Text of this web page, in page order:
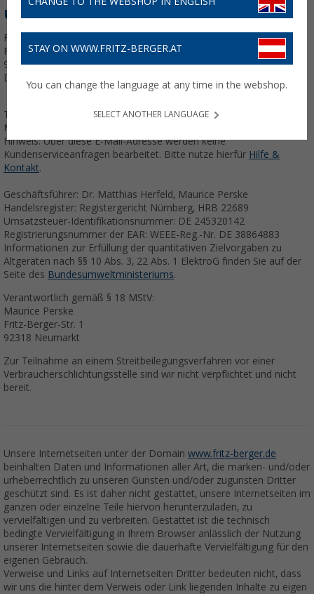
UNTERNEHMEN:
Fritz Berger GmbH
Fritz-Berger-Str. 1
92318 Neumarkt
Deutschland
Telefon: +49 9181 330 100
Mail: service@fritz-berger.de
Hinweis: Über diese E-Mail-Adresse werden keine
Kundenserviceanfragen bearbeitet. Bitte nutze hierfür Hilfe &
Kontakt.
Geschäftsführer: Dr. Matthias Herfeld, Maurice Perske
Handelsregister: Registergericht Nürnberg, HRB 22689
Umsatzsteuer-Identifikationsnummer: DE 245320142
Registrierungsnummer der EAR: WEEE-Reg.-Nr. DE 38864883
Informationen zur Erfüllung der quantitativen Zielvorgaben zu
Altgeräten nach §§ 10 Abs. 3, 22 Abs. 1 ElektroG finden Sie auf der
Seite des Bundesumweltministeriums.
Verantwortlich gemäß § 18 MStV:
Maurice Perske
Fritz-Berger-Str. 1
92318 Neumarkt
Zur Teilnahme an einem Streitbeilegungsverfahren vor einer
Verbraucherschlichtungsstelle sind wir nicht verpflichtet und nicht
bereit.
Unsere Internetseiten unter der Domain www.fritz-berger.de
beinhalten Daten und Informationen aller Art, die marken- und/oder
urheberrechtlich zu unseren Gunsten und/oder zugunsten Dritter
geschützt sind. Es ist daher nicht gestattet, unsere Internetseiten im
ganzen oder einzelne Teile hiervon herunterzuladen, zu
vervielfältigen und zu verbreiten. Gestattet ist die technisch
bedingte Vervielfältigung in Ihrem Browser anlässlich der Nutzung
unserer Internetseiten sowie die dauerhafte Vervielfältigung für den
eigenen Gebrauch.
Verweise und Links auf Internetseiten Dritter bedeuten nicht, dass
wir uns die hinter dem Verweis oder Link liegenden Inhalte zu eigen
STAY ON WWW.FRITZ-BERGER.AT
You can change the language at any time in the webshop.
SELECT ANOTHER LANGUAGE